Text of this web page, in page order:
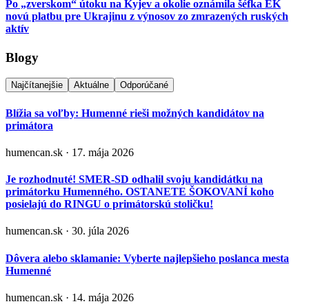
Po „zverskom“ útoku na Kyjev a okolie oznámila šéfka EK
novú platbu pre Ukrajinu z výnosov zo zmrazených ruských
aktív
Blogy
Najčítanejšie Aktuálne Odporúčané
Blížia sa voľby: Humenné rieši možných kandidátov na
primátora
humencan.sk · 17. mája 2026
Je rozhodnuté! SMER-SD odhalil svoju kandidátku na
primátorku Humenného. OSTANETE ŠOKOVANÍ koho
posielajú do RINGU o primátorskú stoličku!
humencan.sk · 30. júla 2026
Dôvera alebo sklamanie: Vyberte najlepšieho poslanca mesta
Humenné
humencan.sk · 14. mája 2026